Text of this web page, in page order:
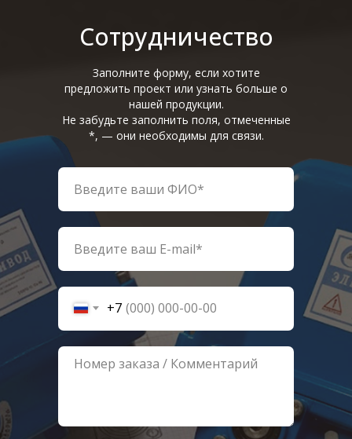
Сотрудничество
Заполните форму, если хотите
предложить проект или узнать больше о
нашей продукции.
Не забудьте заполнить поля, отмеченные
*, — они необходимы для связи.
+7